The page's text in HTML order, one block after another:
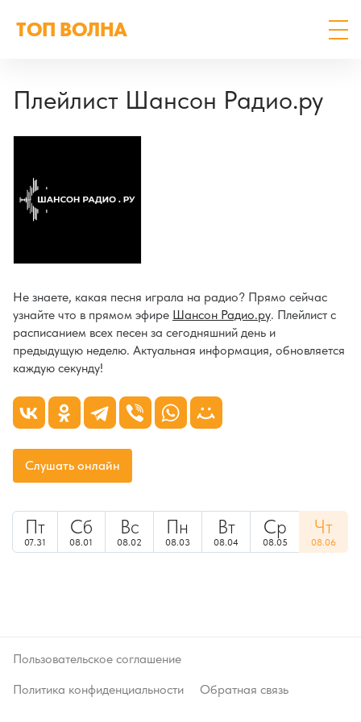
ТОП ВОЛНА
Плейлист Шансон Радио.ру
Не знаете, какая песня играла на радио? Прямо сейчас
узнайте что в прямом эфире Шансон Радио.ру. Плейлист с
расписанием всех песен за сегодняшний день и
предыдущую неделю. Актуальная информация, обновляется
каждую секунду!
Слушать онлайн
Пт
07.31
Сб
08.01
Вс
08.02
Пн
08.03
Вт
08.04
Ср
08.05
Чт
08.06
Пользовательское соглашение
Политика конфиденциальности
Обратная связь